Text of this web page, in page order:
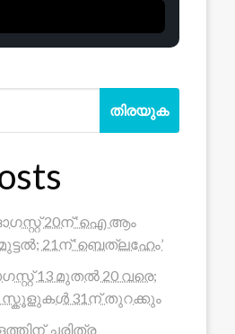
തിരയുക
20ന് ‘ഐ ആം
21ന് ‘ബെത്‌ലഹേം’
13 മുതൽ 20 വരെ;
31ന് തുറക്കും
ചരിത്ര